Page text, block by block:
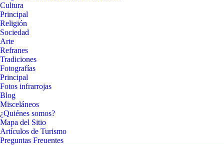
Cultura
Principal
Religión
Sociedad
Arte
Refranes
Tradiciones
Fotografías
Principal
Fotos infrarrojas
Blog
Misceláneos
¿Quiénes somos?
Mapa del Sitio
Artículos de Turismo
Preguntas Freuentes